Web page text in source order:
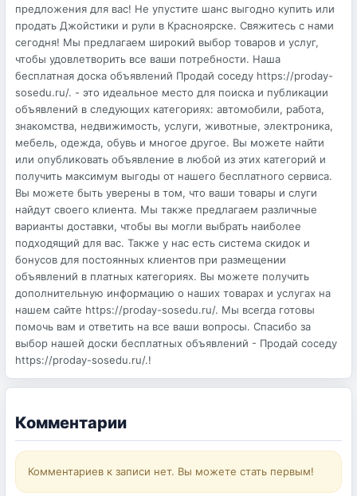
предложения для вас! Не упустите шанс выгодно купить или
продать Джойстики и рули в Красноярске. Свяжитесь с нами
сегодня! Мы предлагаем широкий выбор товаров и услуг,
чтобы удовлетворить все ваши потребности. Наша
бесплатная доска объявлений Продай соседу https://proday-
sosedu.ru/. - это идеальное место для поиска и публикации
объявлений в следующих категориях: автомобили, работа,
знакомства, недвижимость, услуги, животные, электроника,
мебель, одежда, обувь и многое другое. Вы можете найти
или опубликовать объявление в любой из этих категорий и
получить максимум выгоды от нашего бесплатного сервиса.
Вы можете быть уверены в том, что ваши товары и слуги
найдут своего клиента. Мы также предлагаем различные
варианты доставки, чтобы вы могли выбрать наиболее
подходящий для вас. Также у нас есть система скидок и
бонусов для постоянных клиентов при размещении
объявлений в платных категориях. Вы можете получить
дополнительную информацию о наших товарах и услугах на
нашем сайте https://proday-sosedu.ru/. Мы всегда готовы
помочь вам и ответить на все ваши вопросы. Спасибо за
выбор нашей доски бесплатных объявлений - Продай соседу
https://proday-sosedu.ru/.!
Комментарии
Комментариев к записи нет. Вы можете стать первым!